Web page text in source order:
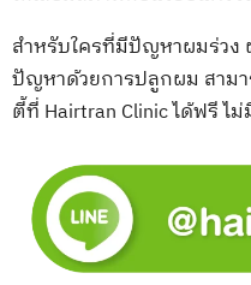
สำหรับใครที่มีปัญหาผมร่วง
ปัญหาด้วยการปลูกผม สาม
ตี้ที่ Hairtran Clinic ได้ฟรี ไ